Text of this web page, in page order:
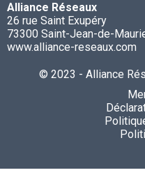
Alliance Réseaux
26 rue Saint Exupéry
73300 Saint-Jean-de-
www.alliance-reseaux.com
© 2023 - Alliance